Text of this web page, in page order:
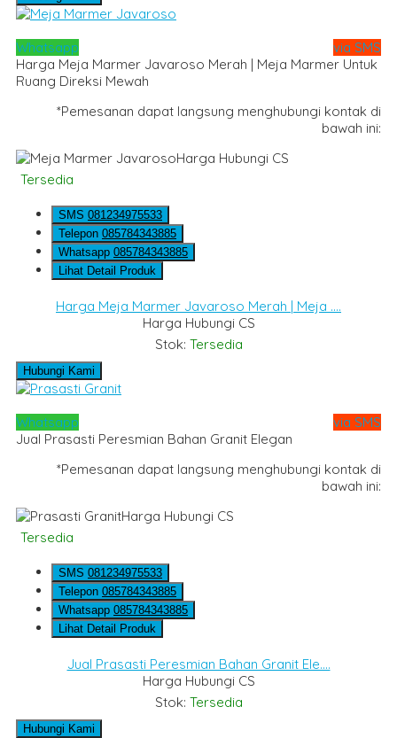
Whatsapp
via SMS
Harga Meja Marmer Javaroso Merah | Meja Marmer Untuk
Ruang Direksi Mewah
*Pemesanan dapat langsung menghubungi kontak di
bawah ini:
Harga Hubungi CS
Tersedia
SMS 081234975533
Telepon 085784343885
Whatsapp 085784343885
Lihat Detail Produk
Harga Meja Marmer Javaroso Merah | Meja ....
Harga Hubungi CS
Stok: Tersedia
Hubungi Kami
Whatsapp
via SMS
Jual Prasasti Peresmian Bahan Granit Elegan
*Pemesanan dapat langsung menghubungi kontak di
bawah ini:
Harga Hubungi CS
Tersedia
SMS 081234975533
Telepon 085784343885
Whatsapp 085784343885
Lihat Detail Produk
Jual Prasasti Peresmian Bahan Granit Ele....
Harga Hubungi CS
Stok: Tersedia
Hubungi Kami